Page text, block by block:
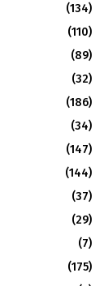
(134)
(110)
(89)
(32)
(186)
(34)
(147)
(144)
(37)
(29)
(7)
(175)